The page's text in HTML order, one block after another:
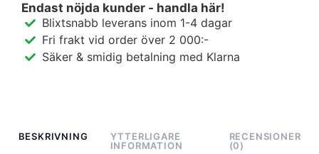
Endast nöjda kunder - handla här!
Blixtsnabb leverans inom 1-4 dagar
Fri frakt vid order över 2 000:-
Säker & smidig betalning med Klarna
BESKRIVNING
YTTERLIGARE
INFORMATION
RECENSIONER
(0)